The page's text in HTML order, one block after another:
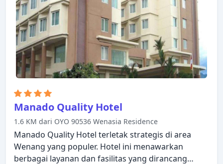
Manado Quality Hotel
1.6 KM dari OYO 90536 Wenasia Residence
Manado Quality Hotel terletak strategis di area
Wenang yang populer. Hotel ini menawarkan
berbagai layanan dan fasilitas yang dirancang